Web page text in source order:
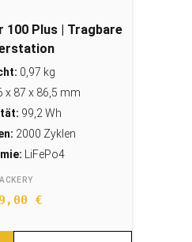
100 Plus | Tragbare
0,97 kg
x 87 x 86,5 mm
99,2 Wh
2000 Zyklen
LiFePo4
€